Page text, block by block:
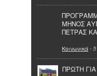
ΜΗΝΟΣ
ΠΕΤΡΑΣ
Κοινωνικά-
ΠΡΩΤΗ